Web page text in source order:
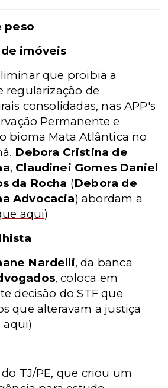
peso
imóveis
que proibia a
regularização de
consolidadas, nas APP's
Permanente e
bioma Mata Atlântica no
Debora Cristina de
, Claudinei Gomes Daniel
da Rocha (Debora de
Advocacia) abordam a
aqui)
Nardelli, da banca
, coloca em
decisão do STF que
que alteravam a justiça
aqui)
TJ/PE, que criou um